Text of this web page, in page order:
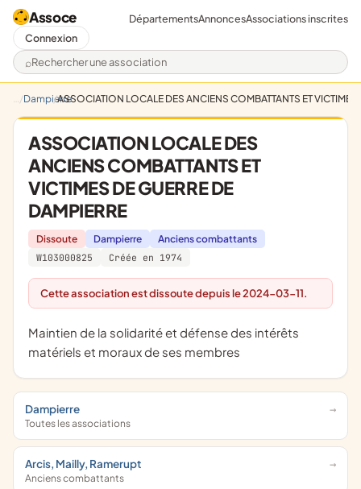
Assoce
Rechercher une association
DépartementsAnnoncesAssociations inscrites
Connexion
DampierreASSOCIATION LOCALE DES ANCIENS COMBATTANTS ET VICTIMES
ASSOCIATION LOCALE DES
ANCIENS COMBATTANTS ET
VICTIMES DE GUERRE DE
DAMPIERRE
Dissoute Dampierre
Anciens combattants
W103000825
Créée en 1974
Cette association est dissoute depuis le 2024-03-11.
maintien de la solidarité et défense des intérêts
matériels et moraux de ses membres
Dampierre
Toutes les associations
Arcis, Mailly, Ramerupt
Anciens combattants